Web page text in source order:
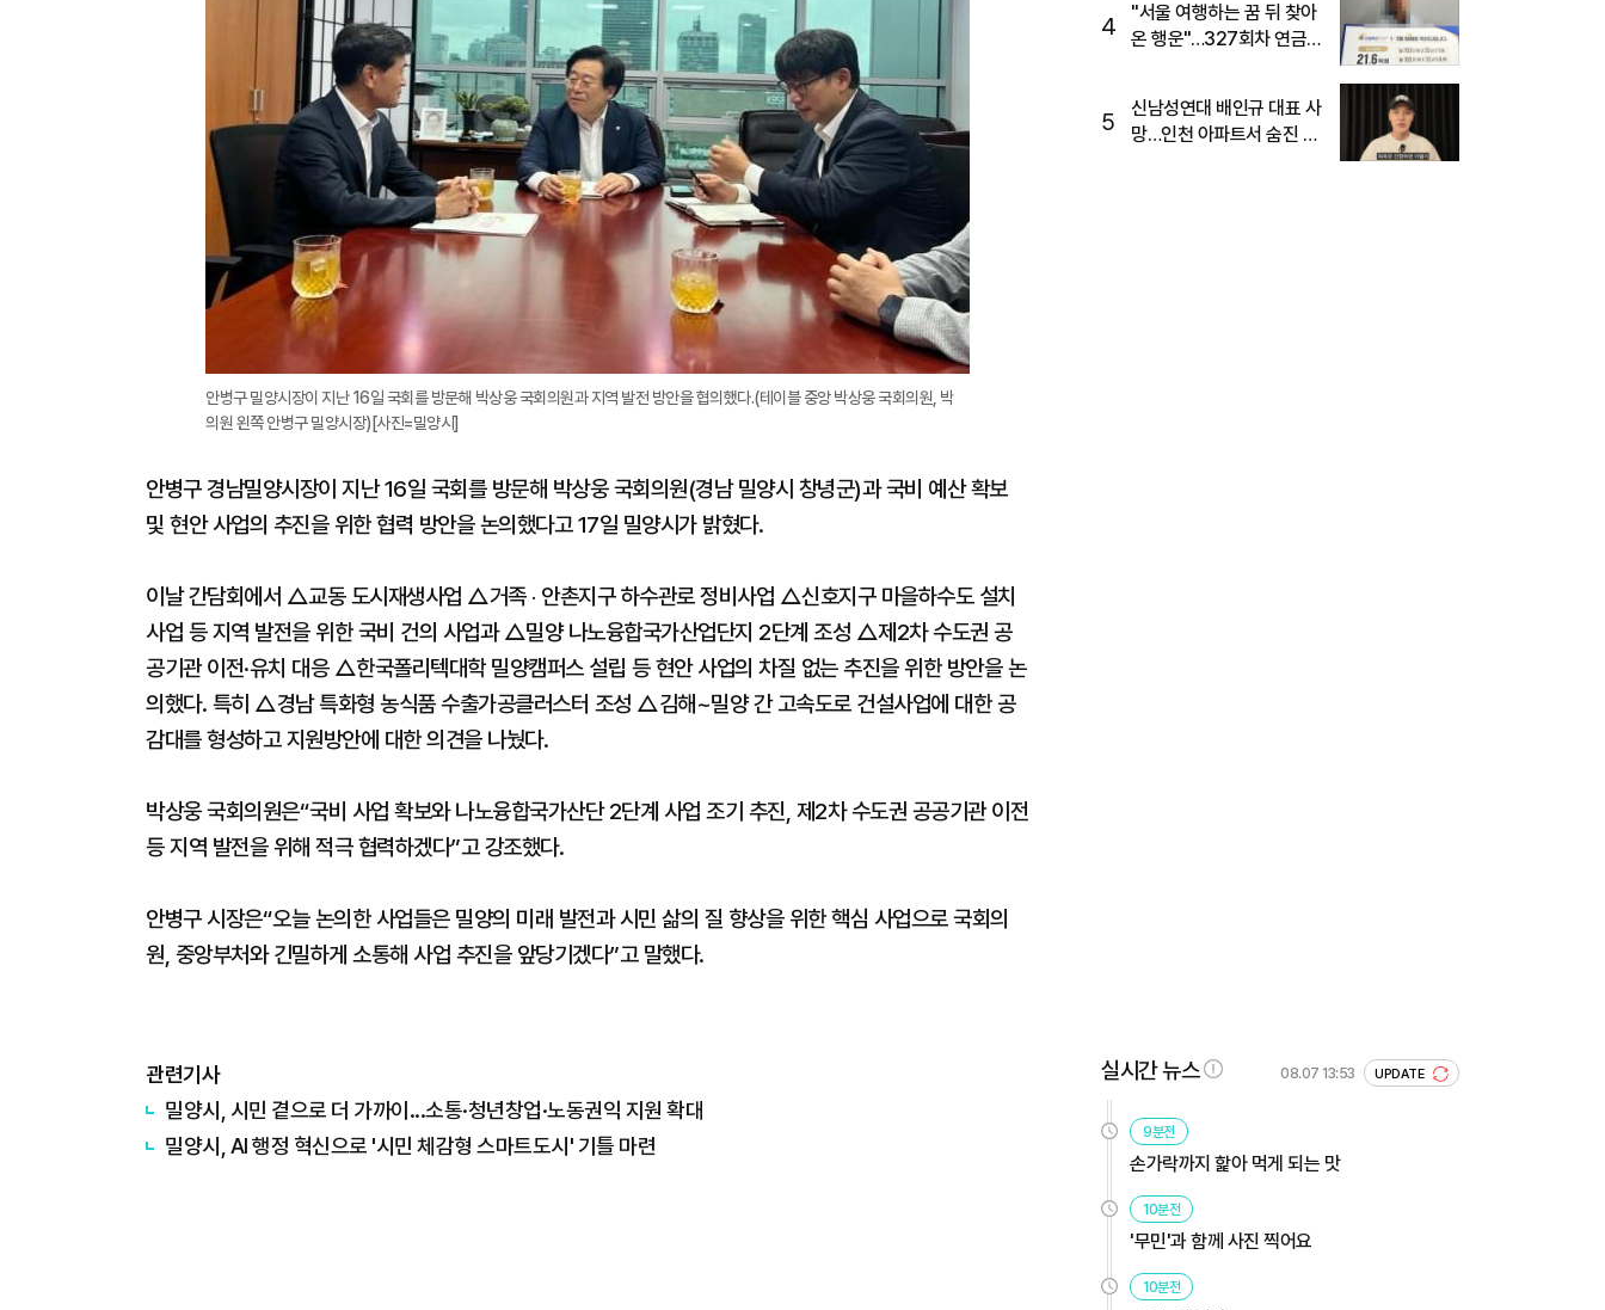
안병구 밀양시장이 지난 16일 국회를 방문해 박상웅 국회의원과 지역 발전 방안을 협의했다.(테이블 중앙 박상웅 국회의원, 박
의원 왼쪽 안병구 밀양시장)[사진=밀양시]
안병구 경남밀양시장이 지난 16일 국회를 방문해 박상웅 국회의원(경남 밀양시 창녕군)과 국비 예산 확보
및 현안 사업의 추진을 위한 협력 방안을 논의했다고 17일 밀양시가 밝혔다.
이날 간담회에서 △교동 도시재생사업 △거족 ‧ 안촌지구 하수관로 정비사업 △신호지구 마을하수도 설치
사업 등 지역 발전을 위한 국비 건의 사업과 △밀양 나노융합국가산업단지 2단계 조성 △제2차 수도권 공
공기관 이전·유치 대응 △한국폴리텍대학 밀양캠퍼스 설립 등 현안 사업의 차질 없는 추진을 위한 방안을 논
의했다. 특히 △경남 특화형 농식품 수출가공클러스터 조성 △김해~밀양 간 고속도로 건설사업에 대한 공
감대를 형성하고 지원방안에 대한 의견을 나눴다.
박상웅 국회의원은“국비 사업 확보와 나노융합국가산단 2단계 사업 조기 추진, 제2차 수도권 공공기관 이전
등 지역 발전을 위해 적극 협력하겠다”고 강조했다.
안병구 시장은“오늘 논의한 사업들은 밀양의 미래 발전과 시민 삶의 질 향상을 위한 핵심 사업으로 국회의
원, 중앙부처와 긴밀하게 소통해 사업 추진을 앞당기겠다”고 말했다.
관련기사
밀양시, 시민 곁으로 더 가까이...소통·청년창업·노동권익 지원 확대
밀양시, AI 행정 혁신으로 '시민 체감형 스마트도시' 기틀 마련
4
"서울 여행하는 꿈 뒤 찾아
온 행운"…327회차 연금
5
신남성연대 배인규 대표 사
망…인천 아파트서 숨진 채
실시간 뉴스 08.07 13:53 UPDATE
9분전
손가락까지 핥아 먹게 되는 맛
10분전
'무민'과 함께 사진 찍어요
10분전